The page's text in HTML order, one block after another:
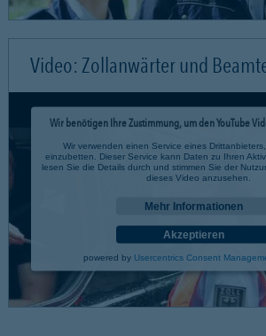
Video: Zollanwärter und
Wir benötigen Ihre Zustimmung, um den YouTube
Wir verwenden einen Service eines
einzubetten. Dieser Service kann Daten zu Ihren
lesen Sie die Details durch und stimmen Sie der
dieses Video anzusehen.
Mehr Informationen
Akzeptieren
powered by Usercentrics Consent